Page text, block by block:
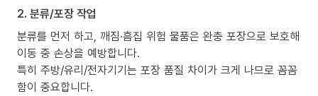
2. 분류/포장 작업
분류를 먼저 하고, 깨짐·흠집 위험 물품은 완충 포장으로 보호해
이동 중 손상을 예방합니다.
특히 주방/유리/전자기기는 포장 품질 차이가 크게 나므로 꼼꼼
함이 중요합니다.